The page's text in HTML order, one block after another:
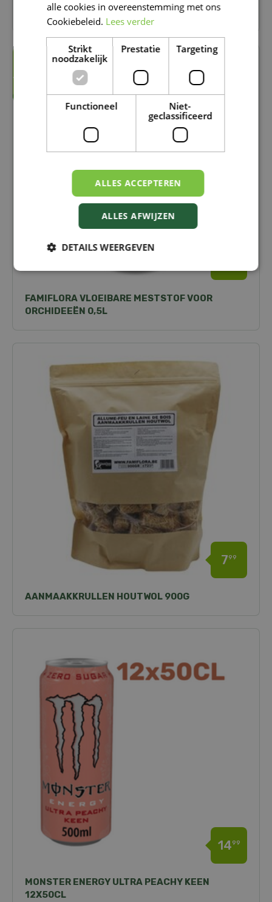
BRODI-KILL PASTA 150GR (15X10GR)
FAMIFLORA VLOEIBARE MESTSTOF VOOR
ORCHIDEEËN 0,5L
AANMAAKKRULLEN HOUTWOL 900G
799
MONSTER ENERGY ULTRA PEACHY KEEN
12X50CL
1499
alle cookies in overeenstemming met ons
Cookiebeleid. Lees verder
Strikt
noodzakelijk
Prestatie Targeting
Functioneel
Niet-
geclassificeerd
ALLES ACCEPTEREN
ALLES AFWIJZEN
DETAILS WEERGEVEN